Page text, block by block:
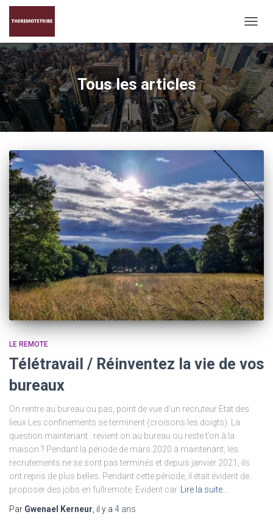
LA
Tous les articles
LE REMOTE
Télétravail / Réinventez la vie de vos
bureaux
On rentre au bureau ou pas, point de vue d’un recruteur Etat des
lieux Les confinements se terminent (croisons les doigts). La
question maintenant : revient on au bureau ou reste t’on à la
maison ? Pendant la période de mars 2020 à maintenant, les
recrutements ne se sont pas terminés et depuis janvier 2021, ils
ont repris de plus belles. Pendant cette période, il était évident de
proposer des jobs en fullremote. Evident car
Lire la suite…
Par Gwenael Kerneur , il y a 4 ans